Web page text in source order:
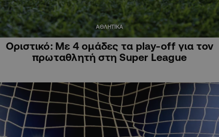
ΑΘΛΗΤΙΚΑ
Οριστικό: Με 4 ομάδες τα play-off για τον
πρωταθλητή στη Super League